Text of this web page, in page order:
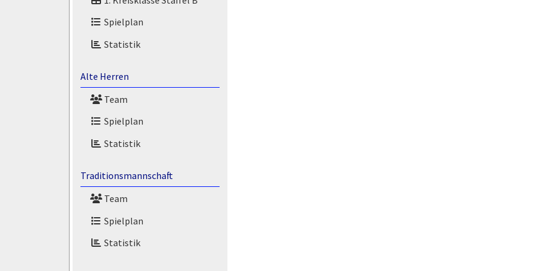
Spielplan
Statistik
Alte Herren
Team
Spielplan
Statistik
Traditionsmannschaft
Team
Spielplan
Statistik